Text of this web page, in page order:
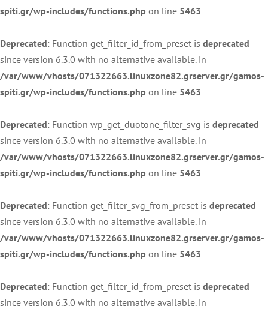
spiti.gr/wp-includes/functions.php on line 5463
Deprecated: Function get_filter_id_from_preset is deprecated
since version 6.3.0 with no alternative available. in
/var/www/vhosts/071322663.linuxzone82.grserver.gr/gamos-
spiti.gr/wp-includes/functions.php on line 5463
Deprecated: Function wp_get_duotone_filter_svg is deprecated
since version 6.3.0 with no alternative available. in
/var/www/vhosts/071322663.linuxzone82.grserver.gr/gamos-
spiti.gr/wp-includes/functions.php on line 5463
Deprecated: Function get_filter_svg_from_preset is deprecated
since version 6.3.0 with no alternative available. in
/var/www/vhosts/071322663.linuxzone82.grserver.gr/gamos-
spiti.gr/wp-includes/functions.php on line 5463
Deprecated: Function get_filter_id_from_preset is deprecated
since version 6.3.0 with no alternative available. in